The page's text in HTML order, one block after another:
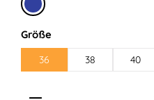
Marine
Größeauswählen
36 38 40
Produkt Anzahl: Gib